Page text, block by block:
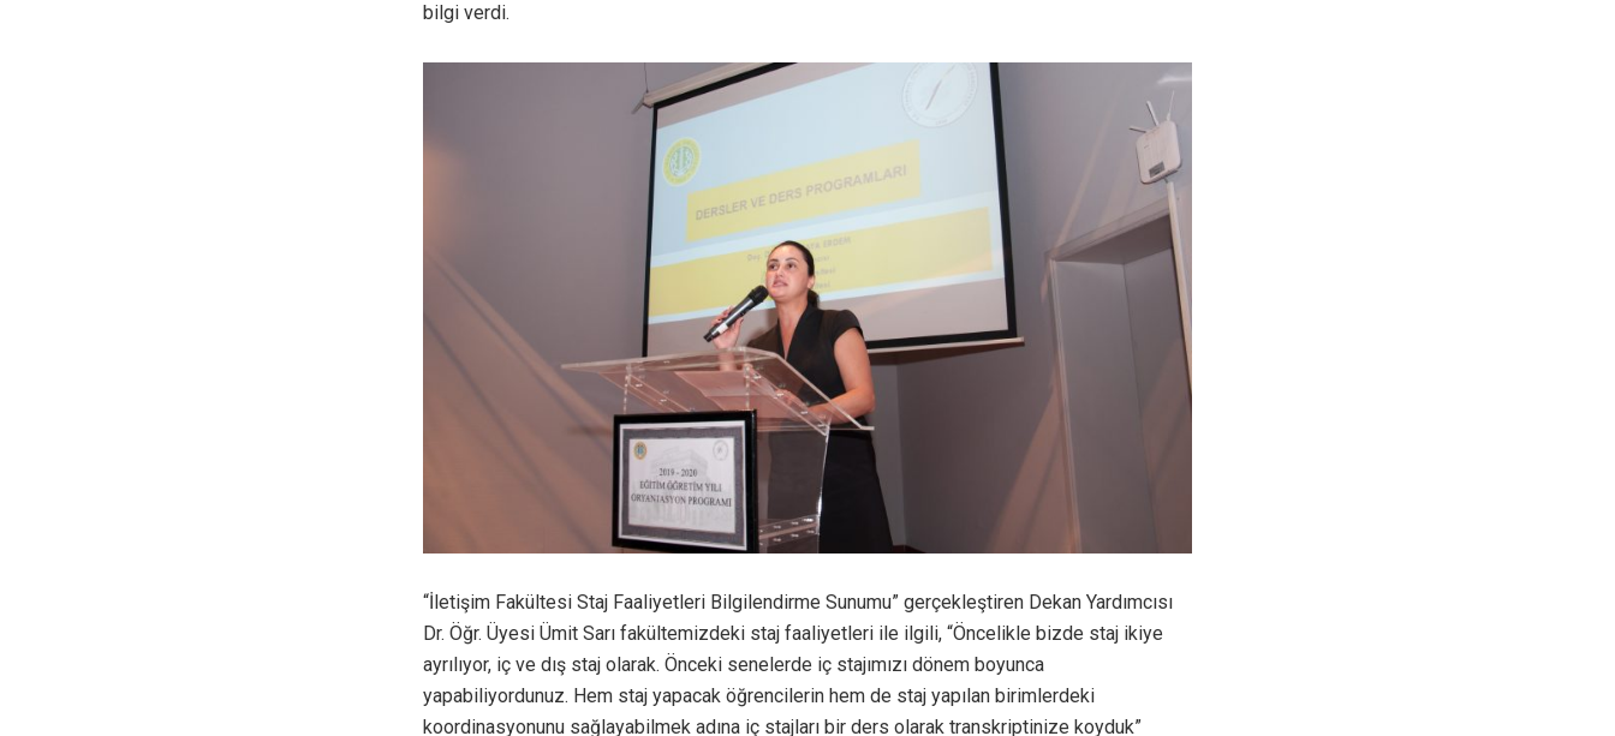
bilgi verdi.
“İletişim Fakültesi Staj Faaliyetleri Bilgilendirme Sunumu” gerçekleştiren Dekan Yardımcısı
Dr. Öğr. Üyesi Ümit Sarı fakültemizdeki staj faaliyetleri ile ilgili, “Öncelikle bizde staj ikiye
ayrılıyor, iç ve dış staj olarak. Önceki senelerde iç stajımızı dönem boyunca
yapabiliyordunuz. Hem staj yapacak öğrencilerin hem de staj yapılan birimlerdeki
koordinasyonunu sağlayabilmek adına iç stajları bir ders olarak transkriptinize koyduk”